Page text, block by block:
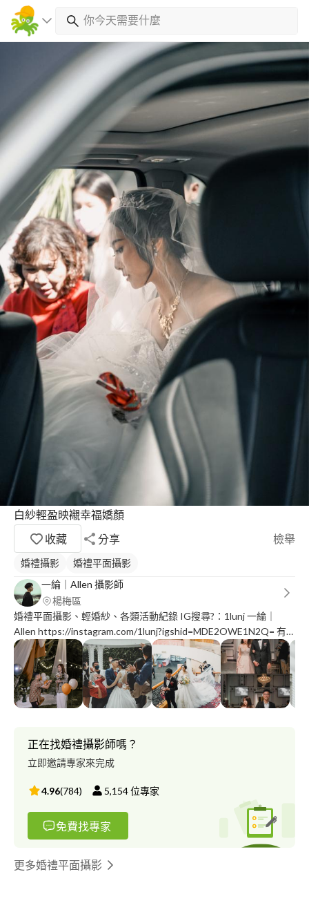
白紗輕盈映襯幸福嬌顏
收藏
分享 檢舉
婚禮攝影
婚禮平面攝影
一綸｜Allen 攝影師
楊梅區
婚禮平面攝影、輕婚紗、各類活動紀錄 IG搜尋?：1lunj 一綸｜
Allen https://instagram.com/1lunj?igshid=MDE2OWE1N2Q= 有
任何拍攝需求請「私訊我」謝謝您☺
正在找婚禮攝影師嗎？
立即邀請專家來完成
4.96(784) 5,154位專家
免費找專家
更多婚禮平面攝影